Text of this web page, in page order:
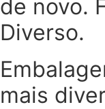
de novo.
Diverso.
mais